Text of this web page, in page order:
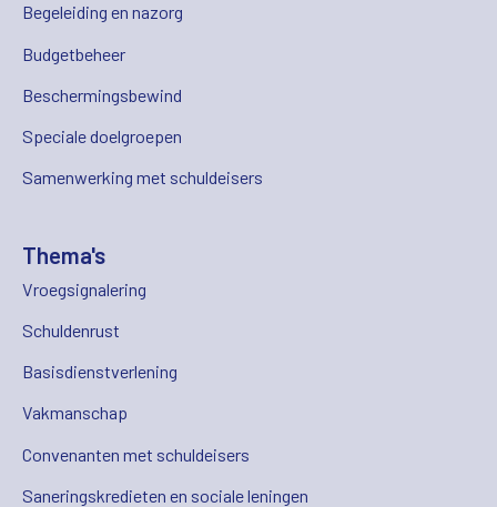
Begeleiding en nazorg
Budgetbeheer
Beschermingsbewind
Speciale doelgroepen
Samenwerking met schuldeisers
Thema's
Vroegsignalering
Schuldenrust
Basisdienstverlening
Vakmanschap
Convenanten met schuldeisers
Saneringskredieten en sociale leningen